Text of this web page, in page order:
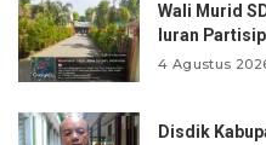
Wali Murid
Iuran
4 Agustus
Disdik